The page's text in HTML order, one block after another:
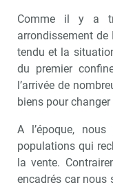
Comme il y a
arrondissement
tendu et la
du premier
l’arrivée de
biens pour changer
A l’époque,
populations qui
la vente.
encadrés car nous